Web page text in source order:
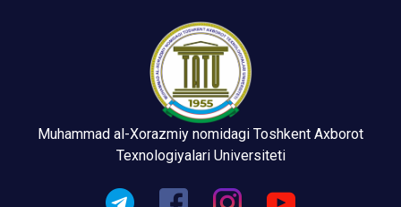
Muhammad al-Xorazmiy nomidagi Toshkent Axborot
Texnologiyalari Universiteti